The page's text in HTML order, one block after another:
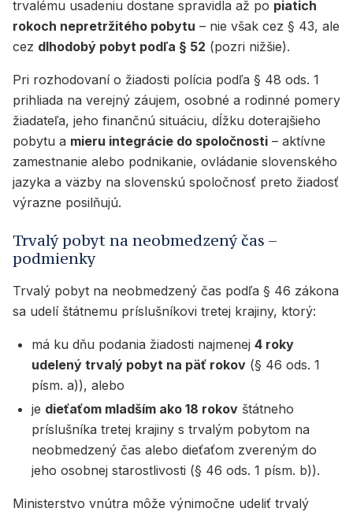
trvalému usadeniu dostane spravidla až po piatich
rokoch nepretržitého pobytu – nie však cez § 43, ale
cez dlhodobý pobyt podľa § 52 (pozri nižšie).
Pri rozhodovaní o žiadosti polícia podľa § 48 ods. 1
prihliada na verejný záujem, osobné a rodinné pomery
žiadateľa, jeho finančnú situáciu, dĺžku doterajšieho
pobytu a mieru integrácie do spoločnosti – aktívne
zamestnanie alebo podnikanie, ovládanie slovenského
jazyka a väzby na slovenskú spoločnosť preto žiadosť
výrazne posilňujú.
Trvalý pobyt na neobmedzený čas –
podmienky
Trvalý pobyt na neobmedzený čas podľa § 46 zákona
sa udelí štátnemu príslušníkovi tretej krajiny, ktorý:
má ku dňu podania žiadosti najmenej 4 roky
udelený trvalý pobyt na päť rokov (§ 46 ods. 1
písm. a)), alebo
je dieťaťom mladším ako 18 rokov štátneho
príslušníka tretej krajiny s trvalým pobytom na
neobmedzený čas alebo dieťaťom zvereným do
jeho osobnej starostlivosti (§ 46 ods. 1 písm. b)).
Ministerstvo vnútra môže výnimočne udeliť trvalý